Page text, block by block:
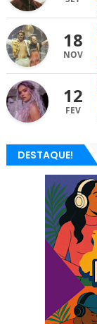
18
NOV
12
FEV
DESTAQUE!